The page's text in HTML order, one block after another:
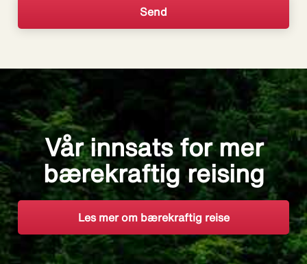
Vår innsats for mer
bærekraftig reising
Les mer om bærekraftig reise